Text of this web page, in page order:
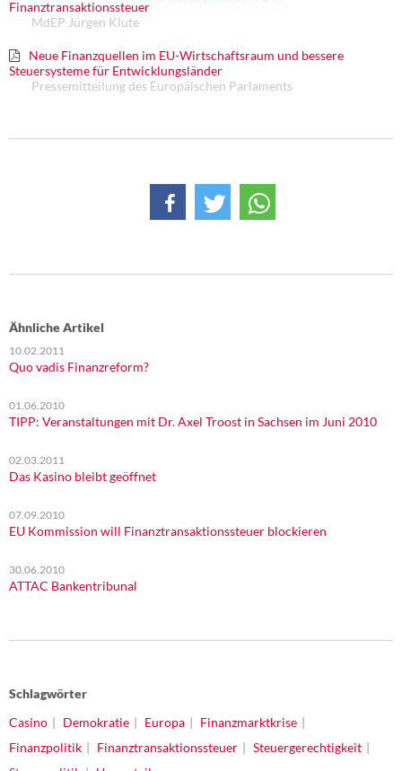
Finanztransaktionssteuer
MdEP Jürgen Klute
Neue Finanzquellen im EU-Wirtschaftsraum und bessere
Steuersysteme für Entwicklungsländer
Pressemitteilung des Europäischen Parlaments
Ähnliche Artikel
10.02.2011
Quo vadis Finanzreform?
01.06.2010
TIPP: Veranstaltungen mit Dr. Axel Troost in Sachsen im Juni 2010
02.03.2011
Das Kasino bleibt geöffnet
07.09.2010
EU Kommission will Finanztransaktionssteuer blockieren
30.06.2010
ATTAC Bankentribunal
Schlagwörter
Casino
Demokratie Europa
Finanzmarktkrise
Finanzpolitik
Finanztransaktionssteuer
Steuergerechtigkeit